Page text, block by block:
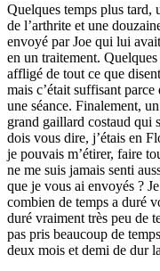
Quelques temps plus tard,
de l’arthrite et une
envoyé par Joe qui lui
en un traitement.
affligé de tout ce que
mais c’était suffisant
une séance. Finalement,
grand gaillard costaud qui
dois vous dire, j’étais en
je pouvais m’étirer, faire
ne me suis jamais senti
que je vous ai envoyés ?
combien de temps a duré
duré vraiment très peu de
pas pris beaucoup de
deux mois et demi de dur